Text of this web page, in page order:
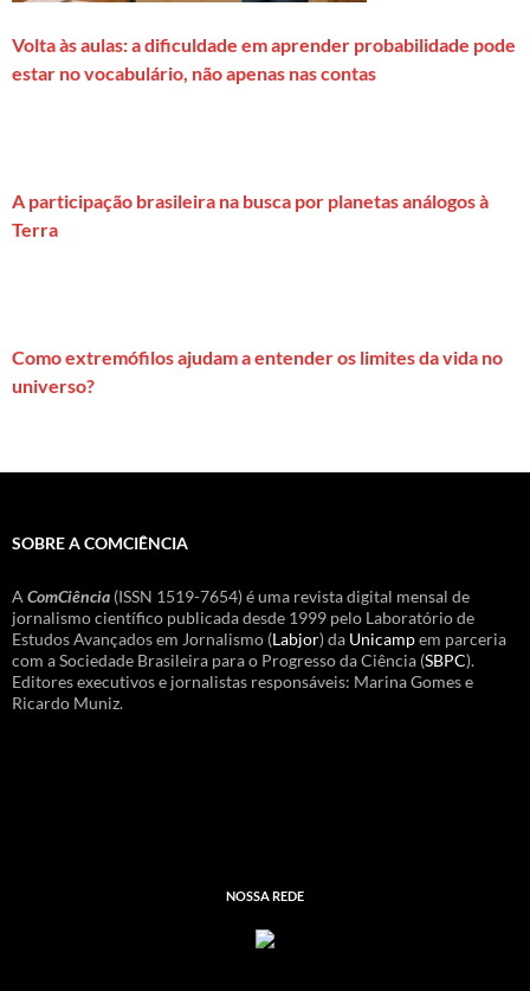
Volta às aulas: a dificuldade em aprender probabilidade pode
estar no vocabulário, não apenas nas contas
A participação brasileira na busca por planetas análogos à
Terra
Como extremófilos ajudam a entender os limites da vida no
universo?
SOBRE A COMCIÊNCIA
A ComCiência (ISSN 1519-7654) é uma revista digital mensal de
jornalismo científico publicada desde 1999 pelo Laboratório de
Estudos Avançados em Jornalismo (Labjor) da Unicampem parceria
com a Sociedade Brasileira para o Progresso da Ciência (SBPC).
Editores executivos e jornalistas responsáveis: Marina Gomes e
Ricardo Muniz.
NOSSA REDE